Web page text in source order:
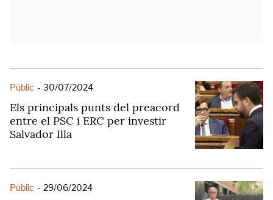
Públic - 30/07/2024
Els principals punts del preacord
entre el PSC i ERC per investir
Salvador Illa
Públic - 29/06/2024